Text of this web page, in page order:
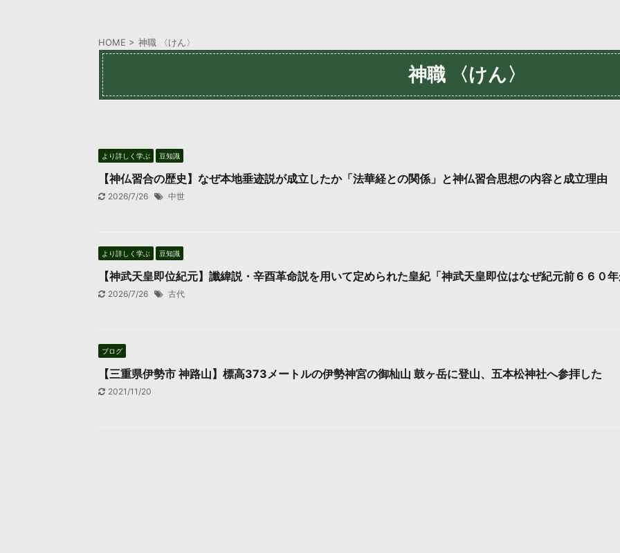
HOME > 神職 〈けん〉
神職 〈けん〉
より詳しく学ぶ 豆知識
【神仏習合の歴史】なぜ本地垂迹説が成立したか「法華経との関係」と神仏習合思想の内容と成立理由
2026/7/26 中世
より詳しく学ぶ 豆知識
【神武天皇即位紀元】讖緯説・辛酉革命説を用いて定められた皇紀「神武天皇即位はなぜ紀元前６６０
2026/7/26 古代
ブログ
【三重県伊勢市 神路山】標高373メートルの伊勢神宮の御杣山 鼓ヶ岳に登山、五本松神社へ参拝した
2021/11/20